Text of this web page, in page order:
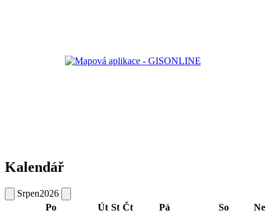
Kalendář
Srpen2026
Po
Út St Čt Pá So Ne